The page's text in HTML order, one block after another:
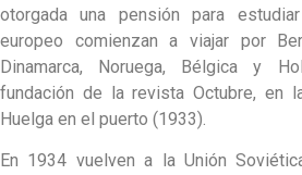
otorgada una pensión para
europeo comienzan a viajar por
Dinamarca, Noruega, Bélgica y
fundación de la revista Octubre, en
Huelga en el puerto (1933).
En 1934 vuelven a la Unión